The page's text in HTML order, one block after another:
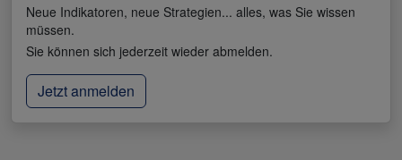
Neue Indikatoren, neue Strategien... alles, was Sie wissen
müssen.
Sie können sich jederzeit wieder abmelden.
Jetzt anmelden